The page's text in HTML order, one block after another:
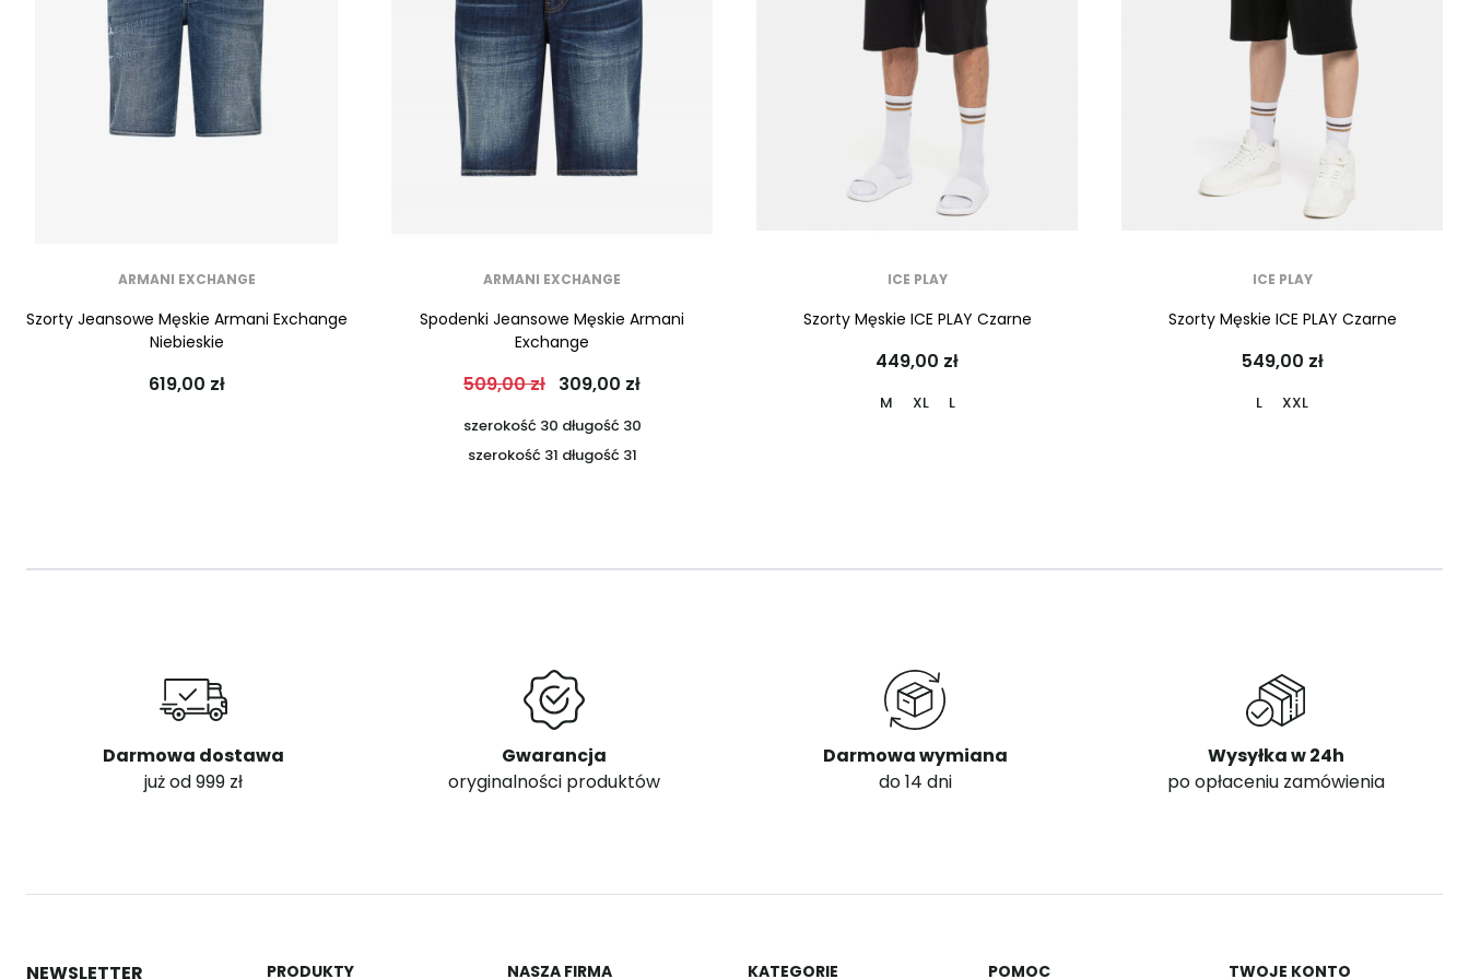
ARMANI EXCHANGE
Szorty Jeansowe Męskie Armani Exchange
Niebieskie
619,00 zł
ARMANI EXCHANGE
Spodenki Jeansowe Męskie Armani
Exchange
509,00 zł 309,00 zł
szerokość 30 długość 30
szerokość 31 długość 31
ICE PLAY
Szorty Męskie ICE PLAY Czarne
449,00 zł
M XL L
ICE PLAY
Szorty Męskie ICE PLAY Czarne
549,00 zł
L XXL
Darmowa dostawa
już od 999 zł
Gwarancja
oryginalności produktów
Darmowa wymiana
do 14 dni
Wysyłka w 24h
po opłaceniu zamówienia
NEWSLETTER PRODUKTY NASZA FIRMA KATEGORIE POMOC TWOJE KONTO